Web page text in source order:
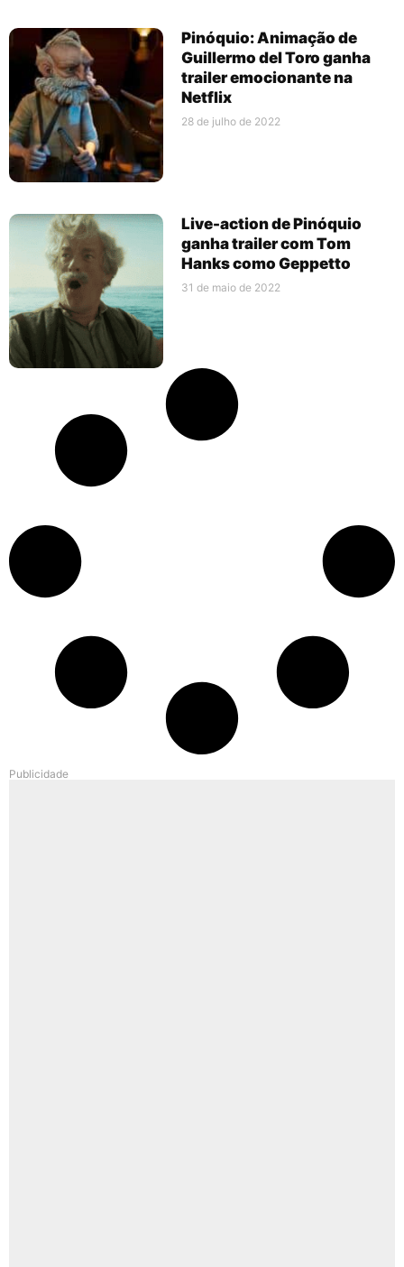
Pinóquio: Animação de
Guillermo del Toro ganha
trailer emocionante na
Netflix
28 de julho de 2022
Live-action de Pinóquio
ganha trailer com Tom
Hanks como Geppetto
31 de maio de 2022
Publicidade